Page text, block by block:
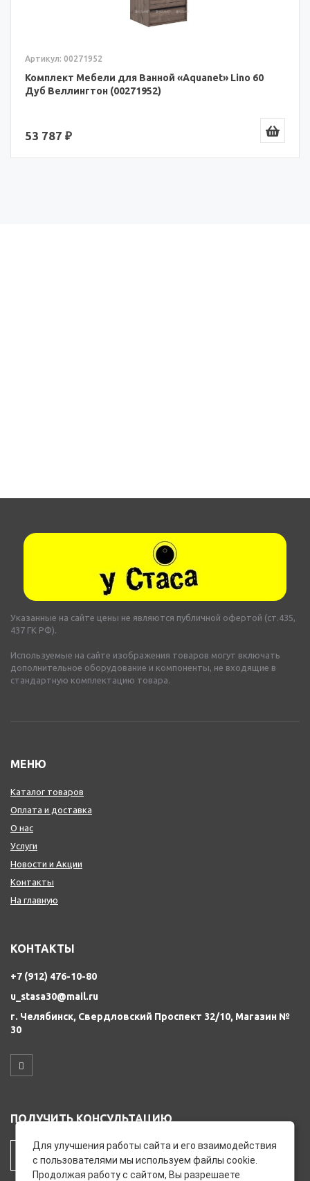
Артикул: 00271952
Комплект Мебели для Ванной «Aquanet» Lino 60
Дуб Веллингтон (00271952)
53 787 ₽
Указанные на сайте цены не являются публичной офертой (ст.435,
437 ГК РФ).
Используемые на сайте изображения товаров могут включать
дополнительное оборудование и компоненты, не входящие в
стандартную комплектацию товара.
МЕНЮ
Каталог товаров
Оплата и доставка
О нас
Услуги
Новости и Акции
Контакты
На главную
КОНТАКТЫ
+7 (912) 476-10-80
u_stasa30@mail.ru
г. Челябинск, Свердловский Проспект 32/10, Магазин №
30
ПОЛУЧИТЬ КОНСУЛЬТАЦИЮ
Для улучшения работы сайта и его взаимодействия
с пользователями мы используем файлы cookie.
Продолжая работу с сайтом, Вы разрешаете